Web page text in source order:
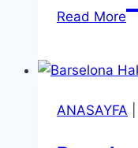
Read More
ANASAYFA